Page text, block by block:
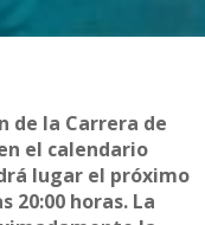
de la Carrera de
el calendario
lugar el próximo
20:00 horas. La